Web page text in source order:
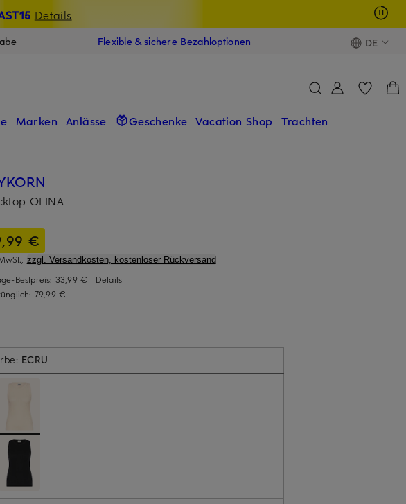
Details
Flexible & sichere Bezahloptionen DE
Marken Anlässe Geschenke Vacation Shop Trachten
OLINA
€
zzgl. Versandkosten, kostenloser Rückversand
Bestpreis: 33,99 € | Details
79,99 €
ECRU